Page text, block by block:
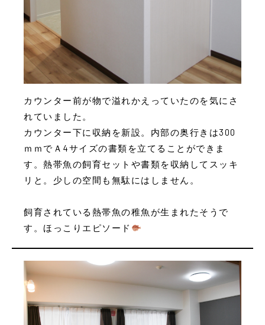
カウンター前が物で溢れかえっていたのを気にさ
れていました。
カウンター下に収納を新設。内部の奥行きは300
ｍｍでＡ4サイズの書類を立てることができま
す。熱帯魚の飼育セットや書類を収納してスッキ
リと。少しの空間も無駄にはしません。
飼育されている熱帯魚の稚魚が生まれたそうで
す。ほっこりエピソード